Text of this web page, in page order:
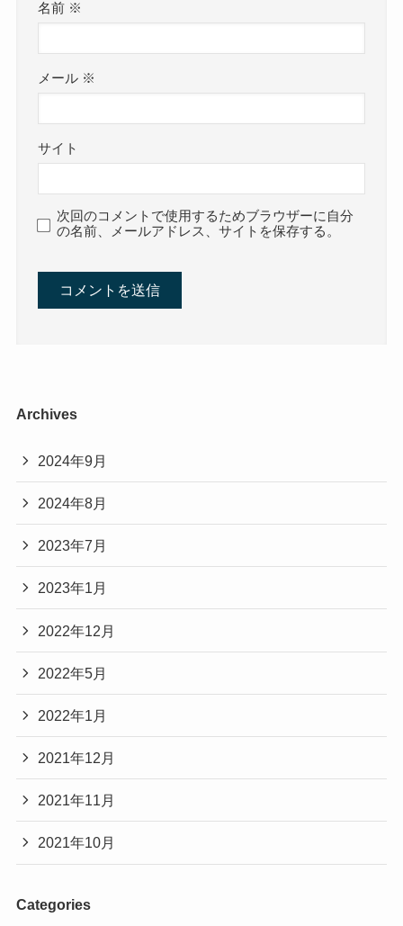
名前 ※
メール ※
サイト
次回のコメントで使用するためブラウザーに自分
の名前、メールアドレス、サイトを保存する。
Archives
2024年9月
2024年8月
2023年7月
2023年1月
2022年12月
2022年5月
2022年1月
2021年12月
2021年11月
2021年10月
Categories